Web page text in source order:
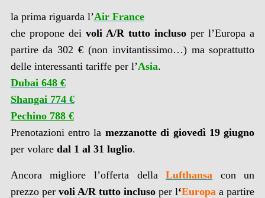
la prima riguarda l’Air France
che propone dei voli A/R tutto incluso per l’Europa a
partire da 302 € (non invitantissimo…) ma soprattutto
delle interessanti tariffe per l’Asia.
Dubai 648 €
Shangai 774 €
Pechino 788 €
Prenotazioni entro la mezzanotte di giovedì 19 giugno
per volare dal 1 al 31 luglio.
Ancora migliore l’offerta dellaLufthansa con un
prezzo per voli A/R tutto incluso per l‘Europaa partire